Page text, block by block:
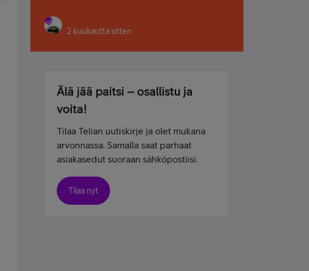
2 kuukautta sitten
Älä jää paitsi – osallistu ja
voita!
Tilaa Telian uutiskirje ja olet mukana
arvonnassa. Samalla saat parhaat
asiakasedut suoraan sähköpostiisi.
Tilaa nyt